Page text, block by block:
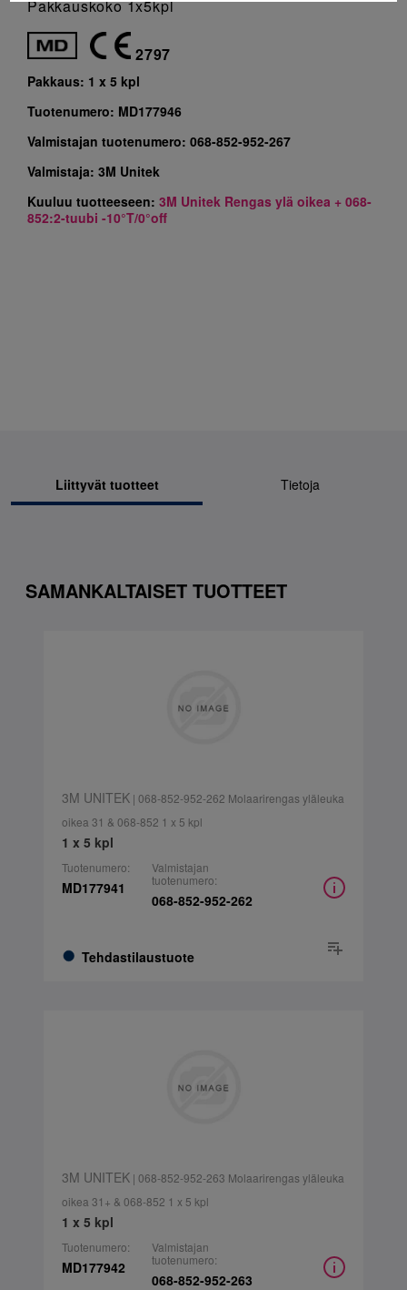
Pakkauskoko 1x5kpl
2797
Pakkaus: 1 x 5 kpl
Tuotenumero: MD177946
Valmistajan tuotenumero: 068-852-952-267
Valmistaja: 3M Unitek
Kuuluu tuotteeseen: 3M Unitek Rengas ylä oikea + 068-
852:2-tuubi -10°T/0°off
Liittyvät tuotteet Tietoja
SAMANKALTAISET TUOTTEET
3M UNITEK| 068-852-952-262 Molaarirengas yläleuka
oikea 31 & 068-852 1 x 5 kpl
1 x 5 kpl
Tuotenumero:
MD177941
Tehdastilaustuote
Valmistajan
tuotenumero:
068-852-952-262
3M UNITEK| 068-852-952-263 Molaarirengas yläleuka
oikea 31+ & 068-852 1 x 5 kpl
1 x 5 kpl
Tuotenumero:
MD177942
Valmistajan
tuotenumero:
068-852-952-263